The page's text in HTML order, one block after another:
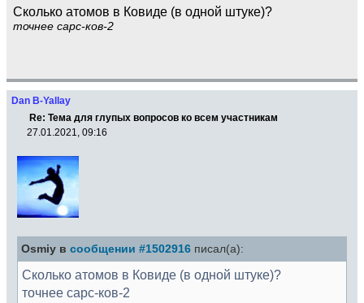
Сколько атомов в Ковиде (в одной штуке)?
точнее сарс-ков-2
Dan B-Yallay
Re: Тема для глупых вопросов ко всем участникам
27.01.2021, 09:16
Osmiy в сообщении #1502916 писал(а):
Сколько атомов в Ковиде (в одной штуке)?
точнее сарс-ков-2